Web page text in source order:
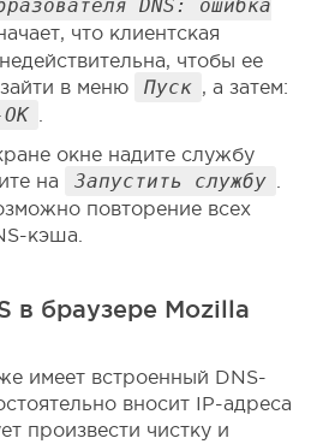
DNS: ошибка
что клиентская
чтобы ее
в меню
Пуск , а затем:
окне надите службу
на
Запустить службу
повторение всех
кэша.
в браузере Mozilla
имеет встроенный DNS-
вносит IP-адреса
произвести чистку и